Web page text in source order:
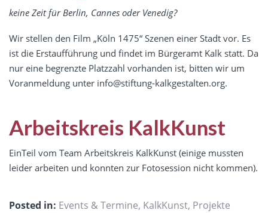
keine Zeit für Berlin, Cannes oder Venedig?
Wir stellen den Film „Köln 1475“ Szenen einer Stadt vor. Es
ist die Erstaufführung und findet im Bürgeramt Kalk statt. Da
nur eine begrenzte Platzzahl vorhanden ist, bitten wir um
Voranmeldung unter info@stiftung-kalkgestalten.org.
Arbeitskreis KalkKunst
EinTeil vom Team Arbeitskreis KalkKunst (einige mussten
leider arbeiten und konnten zur Fotosession nicht kommen).
Posted in: Events & Termine, KalkKunst, Projekte